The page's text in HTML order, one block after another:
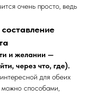
очень просто, ведь
и желании —
через что, где).
для обеих
можно способами,